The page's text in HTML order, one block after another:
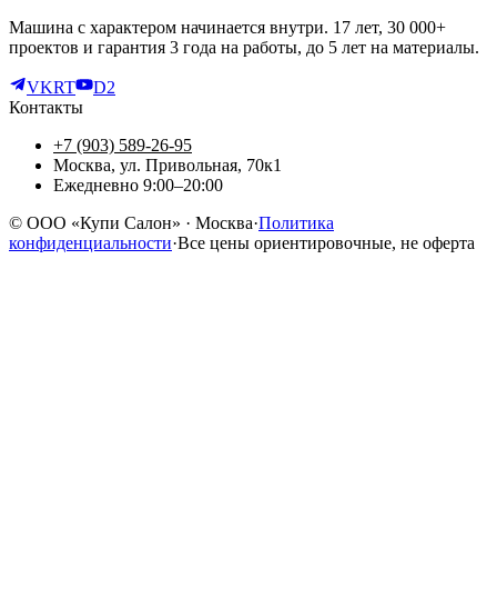
Машина с характером начинается внутри. 17 лет, 30 000+
проектов и гарантия 3 года на работы, до 5 лет на материалы.
VKRT
D2
Контакты
+7 (903) 589-26-95
Москва, ул. Привольная, 70к1
Ежедневно 9:00–20:00
© ООО «Купи Салон» · Москва·Политика
конфиденциальности·Все цены ориентировочные, не оферта